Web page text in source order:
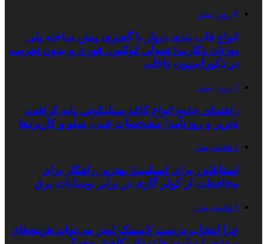
6 روز پیش
انواع قاب بندی دیوار با گچبری پیش ساخته پلی
یورتان دکارت؛ تحولی لوکس، فوری و بدون تخریب
در دکوراسیون داخلی
7 روز پیش
راهنمای جامع انواع کاغذ سیلیکونی پایه کرافت،
تحریر و روزنامه؛ مشخصات فنی، سئو و کاربردها
3 هفته پیش
استابلایزر برای اسپلیت؛ بهترین راهکار برای
محافظت از کولر گازی در برابر نوسانات برق
3 هفته پیش
چرا انتخاب درست لاستیک لودر می‌تواند هزینه‌های